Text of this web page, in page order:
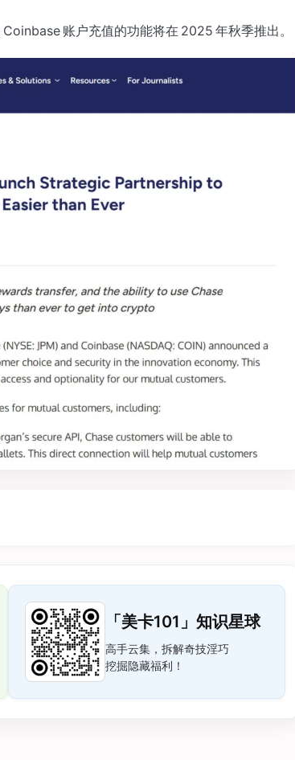
账户充值的功能将在 2025 年秋季推出。
「美卡101」知识星球
高手云集，拆解奇技淫巧
挖掘隐藏福利！